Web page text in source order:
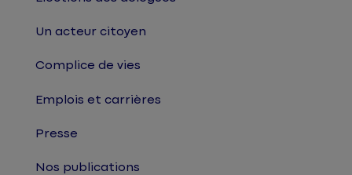
Un acteur citoyen
Complice de vies
Emplois et carrières
Presse
Nos publications